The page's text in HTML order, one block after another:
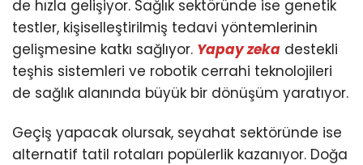
de hızla gelişiyor. Sağlık sektöründe ise genetik
testler, kişiselleştirilmiş tedavi yöntemlerinin
gelişmesine katkı sağlıyor. Yapay zeka destekli
teşhis sistemleri ve robotik cerrahi teknolojileri
de sağlık alanında büyük bir dönüşüm yaratıyor.
Geçiş yapacak olursak, seyahat sektöründe ise
alternatif tatil rotaları popülerlik kazanıyor. Doğa